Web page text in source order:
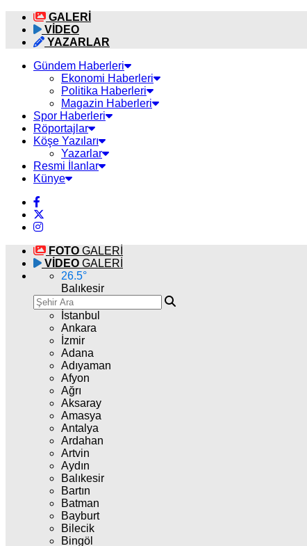
GALERİ
VİDEO
YAZARLAR
Gündem Haberleri
Ekonomi Haberleri
Politika Haberleri
Magazin Haberleri
Spor Haberleri
Röportajlar
Köşe Yazıları
Yazarlar
Resmi İlanlar
Künye
FOTO GALERİ
VİDEO GALERİ
26.5°
Balıkesir
İstanbul
Ankara
İzmir
Adana
Adıyaman
Afyon
Ağrı
Aksaray
Amasya
Antalya
Ardahan
Artvin
Aydın
Balıkesir
Bartın
Batman
Bayburt
Bilecik
Bingöl